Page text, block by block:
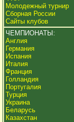
Молодежный турнир
Сборная России
Сайты клубов
ЧЕМПИОНАТЫ:
Англия
Германия
Испания
Италия
Франция
Голландия
Португалия
Турция
Украина
Беларусь
Казахстан